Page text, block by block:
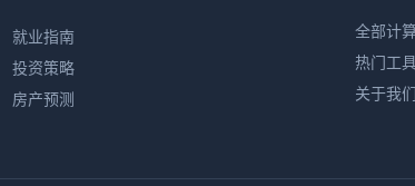
就业指南
投资策略
房产预测
全部计
热门工
关于我们